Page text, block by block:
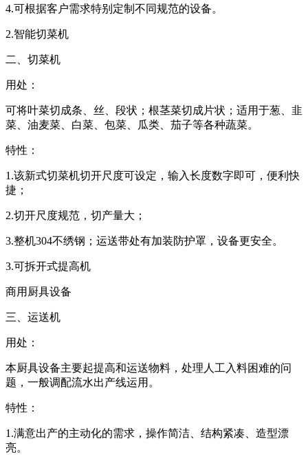
4.可根据客户需求特别定制不同规范的设备。
2.智能切菜机
二、切菜机
用处：
可将叶菜切成条、丝、段状；根茎菜切成片状；适用于葱、韭
菜、油麦菜、白菜、包菜、瓜类、茄子等各种蔬菜。
特性：
1.该新式切菜机切开尺度可设定，输入长度数字即可，便利快
捷；
2.切开尺度规范，切产量大；
3.整机304不绣钢；运送带处有加装防护罩，设备更安全。
3.可拆开式提高机
商用厨具设备
三、运送机
用处：
本厨具设备主要起提高和运送物料，处理人工入料困难的问
题，一般调配流水出产线运用。
特性：
1.满意出产的主动化的需求，操作简洁、结构紧凑、造型漂
亮。